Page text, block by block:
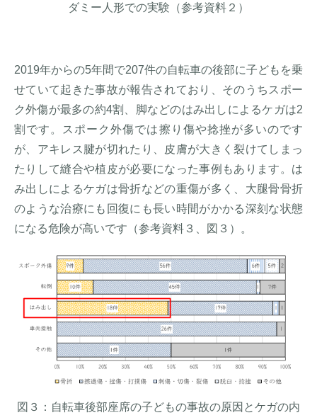
ダミー人形での実験（参考資料２）
2019年からの5年間で207件の自転車の後部に子どもを乗
せていて起きた事故が報告されており、そのうちスポー
ク外傷が最多の約4割、脚などのはみ出しによるケガは2
割です。スポーク外傷では擦り傷や捻挫が多いのです
が、アキレス腱が切れたり、皮膚が大きく裂けてしまっ
たりして縫合や植皮が必要になった事例もあります。は
み出しによるケガは骨折などの重傷が多く、大腿骨骨折
のような治療にも回復にも長い時間がかかる深刻な状態
になる危険が高いです（参考資料３、図３）。
図３：自転車後部座席の子どもの事故の原因とケガの内